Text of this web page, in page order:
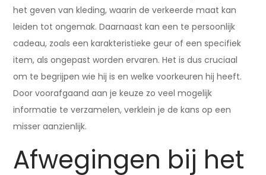
het geven van kleding, waarin de verkeerde maat kan
leiden tot ongemak. Daarnaast kan een te persoonlijk
cadeau, zoals een karakteristieke geur of een specifiek
item, als ongepast worden ervaren. Het is dus cruciaal
om te begrijpen wie hij is en welke voorkeuren hij heeft.
Door voorafgaand aan je keuze zo veel mogelijk
informatie te verzamelen, verklein je de kans op een
misser aanzienlijk.
Afwegingen bij het